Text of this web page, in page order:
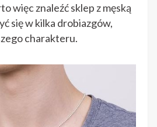
więc znaleźć sklep z męską
się w kilka drobiazgów,
charakteru.